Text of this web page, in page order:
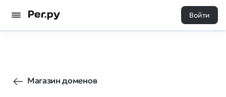
Войти
Магазин доменов
0 0